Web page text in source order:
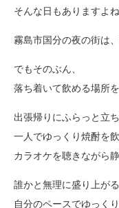
そんな日もありますよね
霧島市国分の夜の街は
でもそのぶん、
落ち着いて飲める場所
出張帰りにふらっと立
一人でゆっくり焼酎を飲
カラオケを聴きながら
誰かと無理に盛り上が
自分のペースでゆっく